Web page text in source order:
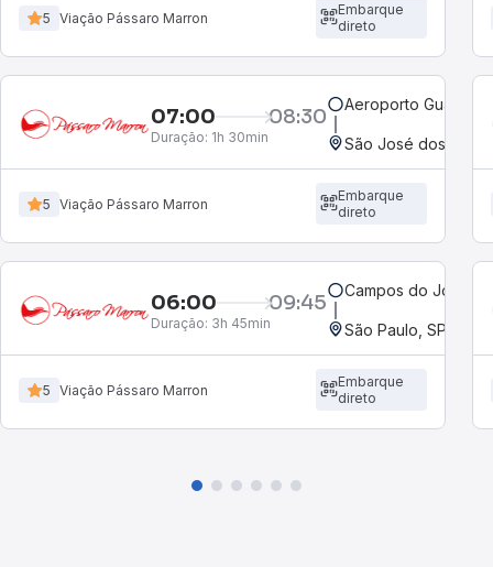
5 Viação Pássaro Marron
Embarque
direto
07:00 08:30
Duração: 1h 30min
Aeroporto
São José dos
5 Viação Pássaro Marron
Embarque
direto
06:00 09:45
Duração: 3h 45min
Campos do
São Paulo, SP -
5 Viação Pássaro Marron
Embarque
direto